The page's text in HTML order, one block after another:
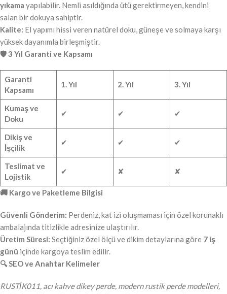
yıkama yapılabilir. Nemli asıldığında ütü gerektirmeyen, kendini
salan bir dokuya sahiptir.
Kalite: El yapımı hissi veren natürel doku, güneşe ve solmaya karşı
yüksek dayanımla birleşmiştir.
🛡️ 3 Yıl Garanti ve Kapsamı
Garanti
Kapsamı
1. Yıl 2. Yıl 3. Yıl
Kumaş ve
Doku
✔ ✔ ✔
Dikiş ve
İşçilik
✔ ✔ ✔
Teslimat ve
Lojistik
✔ ✘ ✘
🚚 Kargo ve Paketleme Bilgisi
Güvenli Gönderim: Perdeniz, kat izi oluşmaması için özel korunaklı
ambalajında titizlikle adresinize ulaştırılır.
Üretim Süresi: Seçtiğiniz özel ölçü ve dikim detaylarına göre 7 iş
günü içinde kargoya teslim edilir.
🔍 SEO ve Anahtar Kelimeler
RUSTİK011, acı kahve dikey perde, modern rustik perde modelleri,